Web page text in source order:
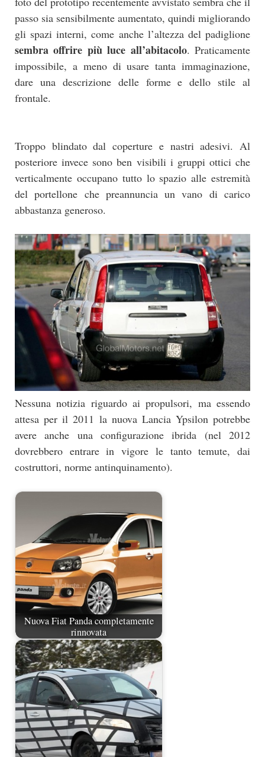
passo sia sensibilmente aumentato, quindi migliorando
gli spazi interni, come anche l’altezza del padiglione
sembra offrire più luce all’abitacolo. Praticamente
impossibile, a meno di usare tanta immaginazione,
dare una descrizione delle forme e dello stile al
frontale.
Troppo blindato dal coperture e nastri adesivi. Al
posteriore invece sono ben visibili i gruppi ottici che
verticalmente occupano tutto lo spazio alle estremità
del portellone che preannuncia un vano di carico
abbastanza generoso.
Nessuna notizia riguardo ai propulsori, ma essendo
attesa per il 2011 la nuova Lancia Ypsilon potrebbe
avere anche una configurazione ibrida (nel 2012
dovrebbero entrare in vigore le tanto temute, dai
costruttori, norme antinquinamento).
Nuova Fiat Panda completamente
rinnovata